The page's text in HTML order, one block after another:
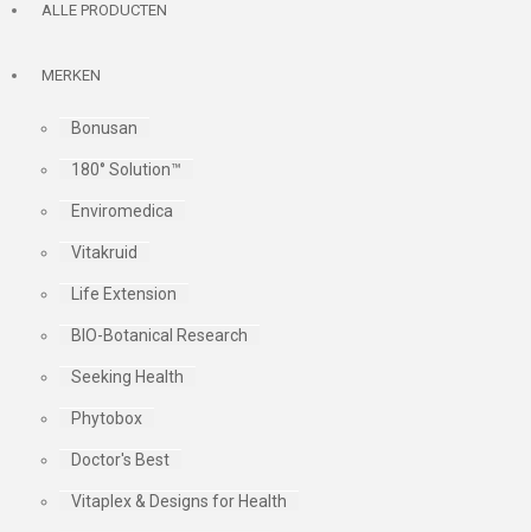
ALLE PRODUCTEN
MERKEN
Bonusan
180° Solution™
Enviromedica
Vitakruid
Life Extension
BIO-Botanical Research
Seeking Health
Phytobox
Doctor's Best
Vitaplex & Designs for Health